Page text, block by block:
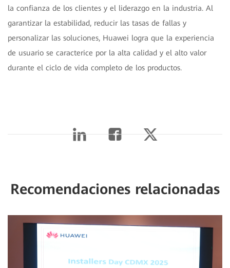
la confianza de los clientes y el liderazgo en la industria. Al
garantizar la estabilidad, reducir las tasas de fallas y
personalizar las soluciones, Huawei logra que la experiencia
de usuario se caracterice por la alta calidad y el alto valor
durante el ciclo de vida completo de los productos.
Recomendaciones relacionadas